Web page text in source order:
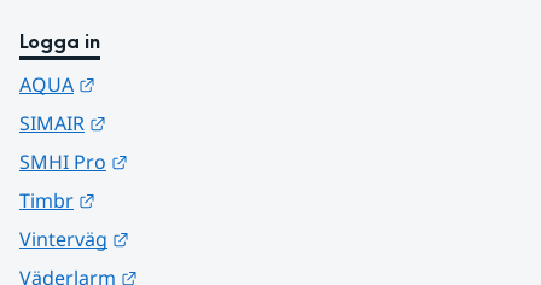
Logga in
AQUA
SIMAIR
SMHI Pro
Timbr
Vinterväg
Väderlarm